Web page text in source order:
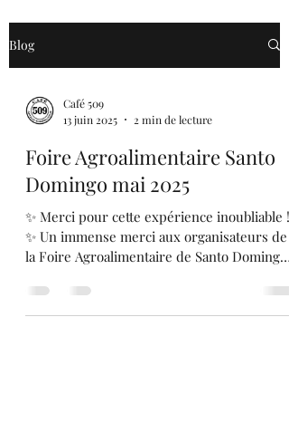
Blog
Café 509
13 juin 2025
2 min de lecture
Foire Agroalimentaire Santo
Domingo mai 2025
✨ Merci pour cette expérience inoubliable !
✨ Un immense merci aux organisateurs de
la Foire Agroalimentaire de Santo Domingo